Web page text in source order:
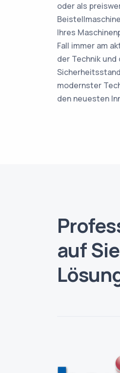
oder als
Ihres
Fall immer am
der Technik
modernster
den neuesten
auf